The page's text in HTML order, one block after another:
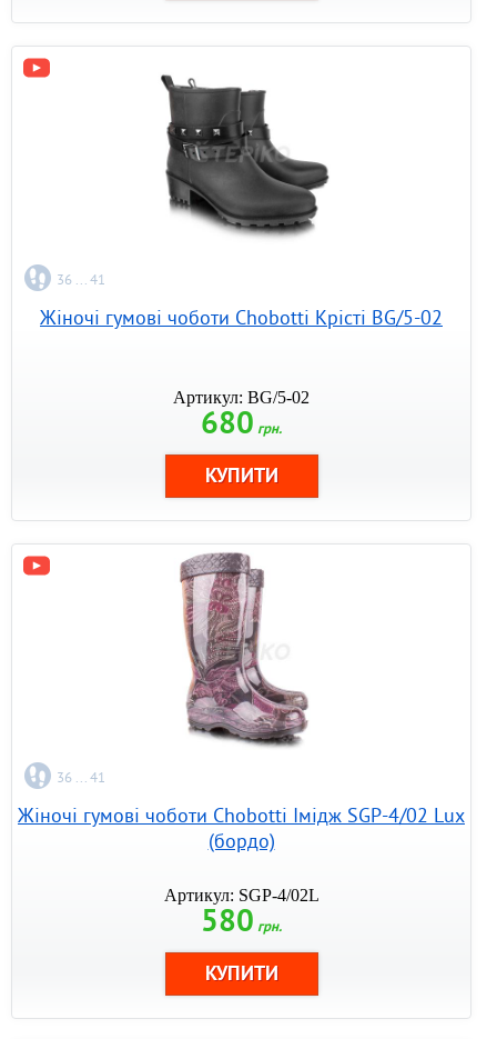
36 ... 41
Жіночі гумові чоботи Chobotti Крісті BG/5-02
Артикул: BG/5-02
680 грн.
36 ... 41
Жіночі гумові чоботи Chobotti Імідж SGP-4/02 Lux
(бордо)
Артикул: SGP-4/02L
580 грн.